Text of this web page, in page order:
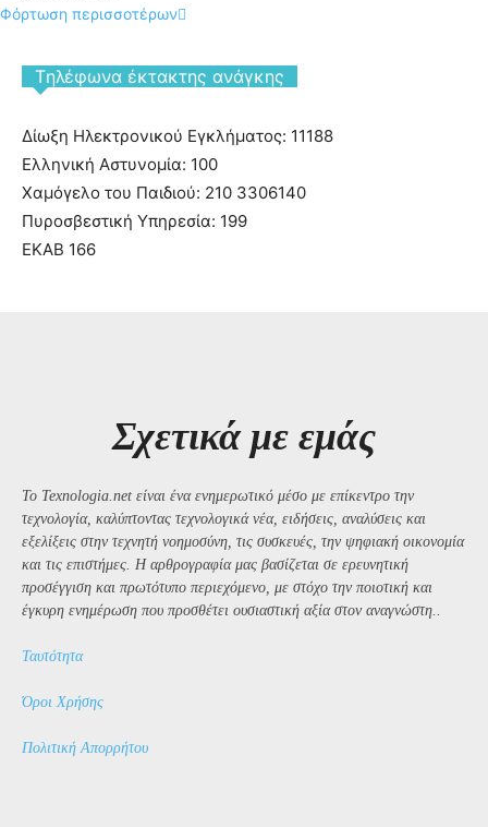
Φόρτωση περισσοτέρων
Tηλέφωνα έκτακτης ανάγκης
Δίωξη Ηλεκτρονικού Εγκλήματος: 11188
Ελληνική Αστυνομία: 100
Χαμόγελο του Παιδιού: 210 3306140
Πυροσβεστική Υπηρεσία: 199
ΕΚΑΒ 166
Σχετικά με εμάς
Το Texnologia.net είναι ένα ενημερωτικό μέσο με επίκεντρο την
τεχνολογία, καλύπτοντας τεχνολογικά νέα, ειδήσεις, αναλύσεις και
εξελίξεις στην τεχνητή νοημοσύνη, τις συσκευές, την ψηφιακή οικονομία
και τις επιστήμες. Η αρθρογραφία μας βασίζεται σε ερευνητική
προσέγγιση και πρωτότυπο περιεχόμενο, με στόχο την ποιοτική και
έγκυρη ενημέρωση που προσθέτει ουσιαστική αξία στον αναγνώστη..
Ταυτότητα
Όροι Χρήσης
Πολιτική Απορρήτου